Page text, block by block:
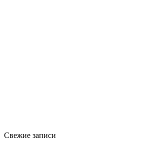
Свежие записи